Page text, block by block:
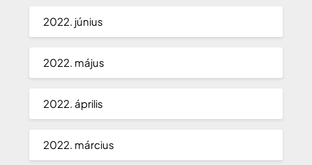
2022. június
2022. május
2022. április
2022. március